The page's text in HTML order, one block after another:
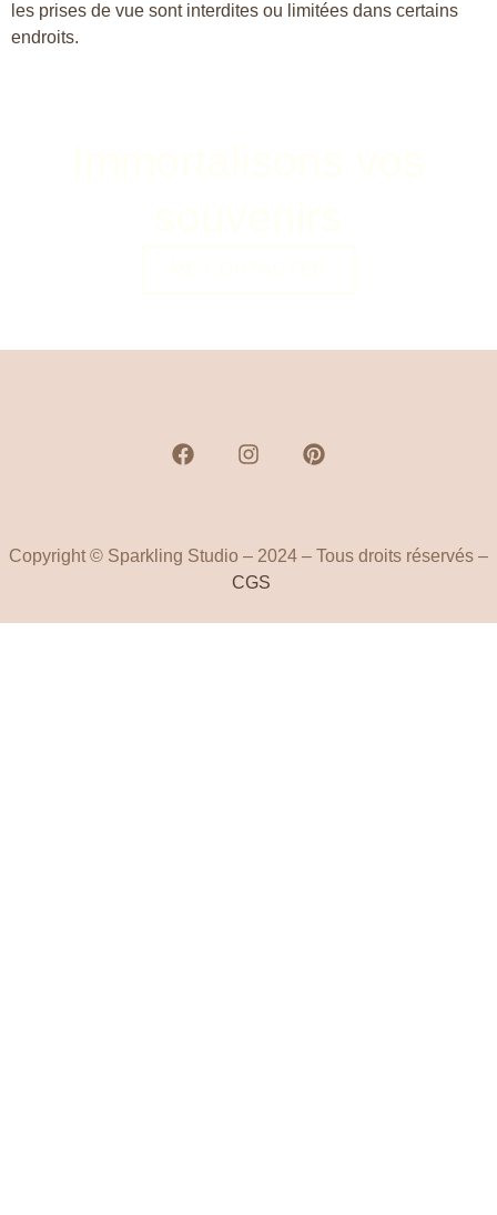
les prises de vue sont interdites ou limitées dans certains
endroits.
Copyright © Sparkling Studio – 2024 – Tous droits réservés –
CGS